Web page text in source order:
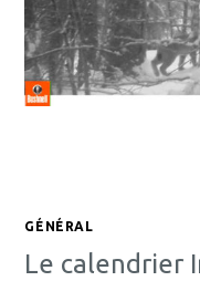
GÉNÉRAL
Le calendrier